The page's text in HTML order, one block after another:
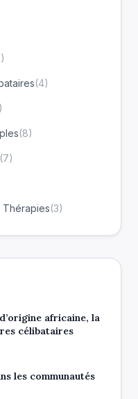
(4)
(8)
(7)
Thérapies(3)
africaine, la
célibataires
les communautés